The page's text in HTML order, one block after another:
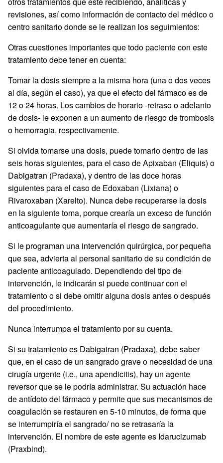
revisiones, así como información de contacto del médico o
centro sanitario donde se le realizan los seguimientos:
Otras cuestiones importantes que todo paciente con este
tratamiento debe tener en cuenta:
Tomar la dosis siempre a la misma hora (una o dos veces
al día, según el caso), ya que el efecto del fármaco es de
12 o 24 horas. Los cambios de horario -retraso o adelanto
de dosis- le exponen a un aumento de riesgo de trombosis
o hemorragia, respectivamente.
Si olvida tomarse una dosis, puede tomarlo dentro de las
seis horas siguientes, para el caso de Apixaban (Eliquis) o
Dabigatran (Pradaxa), y dentro de las doce horas
siguientes para el caso de Edoxaban (Lixiana) o
Rivaroxaban (Xarelto). Nunca debe recuperarse la dosis
en la siguiente toma, porque crearía un exceso de función
anticoagulante que aumentaría el riesgo de sangrado.
Si le programan una intervención quirúrgica, por pequeña
que sea, advierta al personal sanitario de su condición de
paciente anticoagulado. Dependiendo del tipo de
intervención, le indicarán si puede continuar con el
tratamiento o si debe omitir alguna dosis antes o después
del procedimiento.
Nunca interrumpa el tratamiento por su cuenta.
Si su tratamiento es Dabigatran (Pradaxa), debe saber
que, en el caso de un sangrado grave o necesidad de una
cirugía urgente (i.e., una apendicitis), hay un agente
reversor que se le podría administrar. Su actuación hace
de antídoto del fármaco y permite que sus mecanismos de
coagulación se restauren en 5-10 minutos, de forma que
se interrumpiría el sangrado/ no se retrasaría la
intervención. El nombre de este agente es Idarucizumab
(Praxbind).